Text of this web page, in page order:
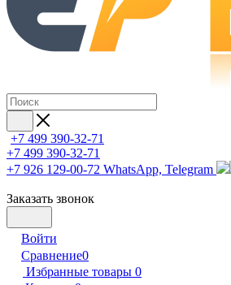
+7 499 390-32-71
+7 499 390-32-71
+7 926 129-00-72 WhatsApp, Telegram
Заказать звонок
Войти
Сравнение0
Избранные товары 0